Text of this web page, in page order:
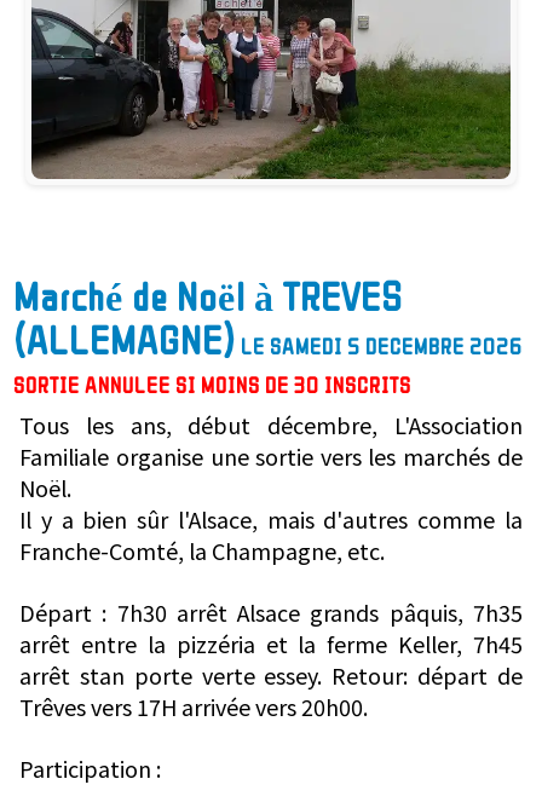
Marché de Noël à TREVES
(ALLEMAGNE) LE SAMEDI 5 DECEMBRE 2026
SORTIE ANNULEE SI MOINS DE 30 INSCRITS
Tous les ans, début décembre, L'Association
Familiale organise une sortie vers les marchés de
Noël.
Il y a bien sûr l'Alsace, mais d'autres comme la
Franche-Comté, la Champagne, etc.
Départ : 7h30 arrêt Alsace grands pâquis, 7h35
arrêt entre la pizzéria et la ferme Keller, 7h45
arrêt stan porte verte essey. Retour: départ de
Trêves vers 17H arrivée vers 20h00.
Participation :